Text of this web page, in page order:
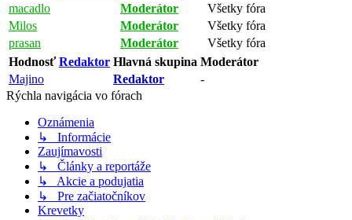
macadlo
Moderátor
Všetky fóra
Milos
Moderátor
Všetky fóra
prasan
Moderátor
Všetky fóra
HodnosťRedaktor Hlavná skupina Moderátor
Majino
Redaktor
-
Rýchla navigácia vo fórach
Oznámenia
↳ Informácie
Zaujímavosti
↳ Články a reportáže
↳ Akcie a podujatia
↳ Pre začiatočníkov
Krevetky